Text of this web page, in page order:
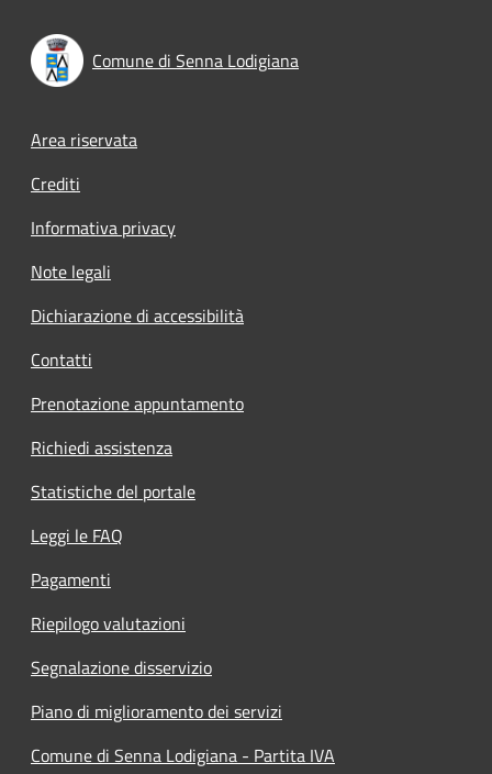
Comune di Senna Lodigiana
Footer menu
Area riservata
Crediti
Informativa privacy
Note legali
Dichiarazione di accessibilità
Contatti
Prenotazione appuntamento
Richiedi assistenza
Statistiche del portale
Leggi le FAQ
Pagamenti
Riepilogo valutazioni
Segnalazione disservizio
Piano di miglioramento dei servizi
Comune di Senna Lodigiana - Partita IVA